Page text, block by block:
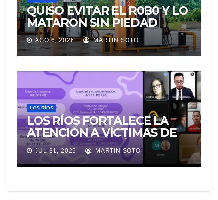
QUISO EVITAR EL R0B0 Y LO
MATARON SIN PIEDAD
AGO 6, 2026 MARTIN SOTO
LOS RÍOS
LOS RÍOS FORTALECE LA
ATENCIÓN A VÍCTIMAS DE
VIOLENCIA DE GÉNERO
PARA EVITAR LA
REVICTIMIZACIÓN
JUL 31, 2026 MARTIN SOTO